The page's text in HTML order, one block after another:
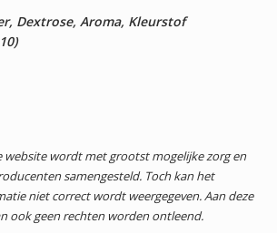
Dextrose, Aroma, Kleurstof
website wordt met grootst mogelijke zorg en
samengesteld. Toch kan het
niet correct wordt weergegeven. Aan deze
ook geen rechten worden ontleend.